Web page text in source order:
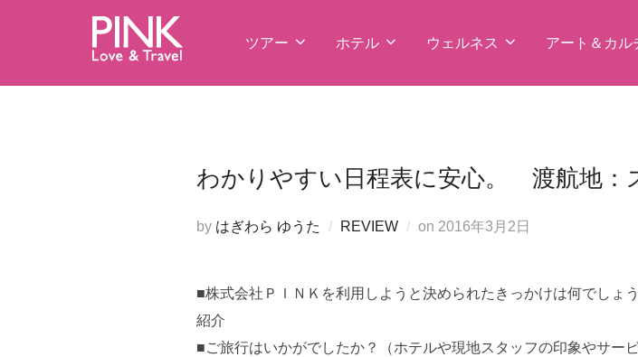
ン
ツアー ホテル ウェルネス アート＆カル
わかりやすい日程表に安心。 渡航地
by はぎわら ゆうた REVIEW on 投
2016年3月2日
■株式会社ＰＩＮＫを利用しようと決められたきっかけは何でしょ
紹介
■ご旅行はいかがでしたか？（ホテルや現地スタッフの印象やサービ